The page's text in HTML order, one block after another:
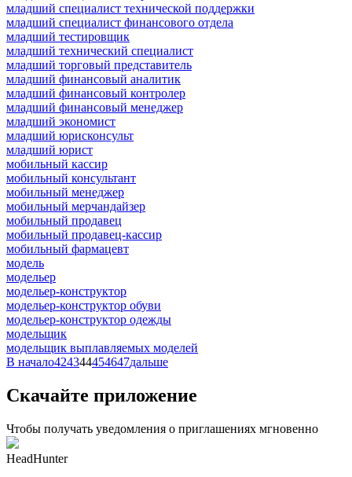
младший специалист технической поддержки
младший специалист финансового отдела
младший тестировщик
младший технический специалист
младший торговый представитель
младший финансовый аналитик
младший финансовый контролер
младший финансовый менеджер
младший экономист
младший юрисконсульт
младший юрист
мобильный кассир
мобильный консультант
мобильный менеджер
мобильный мерчандайзер
мобильный продавец
мобильный продавец-кассир
мобильный фармацевт
модель
модельер
модельер-конструктор
модельер-конструктор обуви
модельер-конструктор одежды
модельщик
модельщик выплавляемых моделей
В начало424344454647дальше
Скачайте приложение
Чтобы получать уведомления о приглашениях мгновенно
HeadHunter